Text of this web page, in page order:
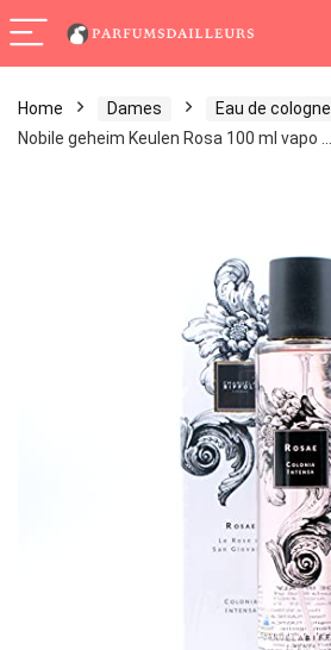
Home Dames Eau de cologne
Nobile geheim Keulen Rosa 100 ml vapo …